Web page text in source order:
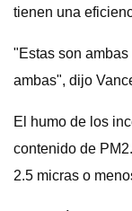
tienen una
"Estas son
ambas", dijo
El humo de los
contenido de
2.5 micras o